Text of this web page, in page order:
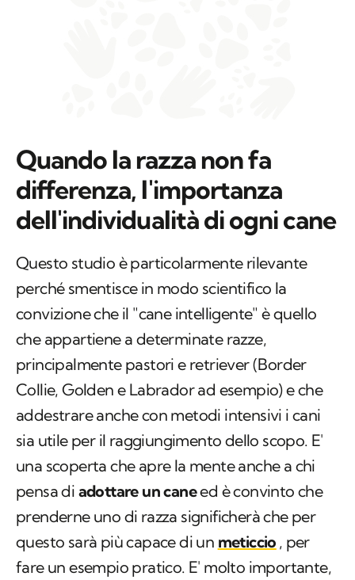
Quando la razza non fa
differenza, l'importanza
dell'individualità di ogni cane
Questo studio è particolarmente rilevante
perché smentisce in modo scientifico la
convizione che il "cane intelligente" è quello
che appartiene a determinate razze,
principalmente pastori e retriever (Border
Collie, Golden e Labrador ad esempio) e che
addestrare anche con metodi intensivi i cani
sia utile per il raggiungimento dello scopo. E'
una scoperta che apre la mente anche a chi
pensa di adottare un caneed è convinto che
prenderne uno di razza significherà che per
questo sarà più capace di un meticcio , per
fare un esempio pratico. E' molto importante,